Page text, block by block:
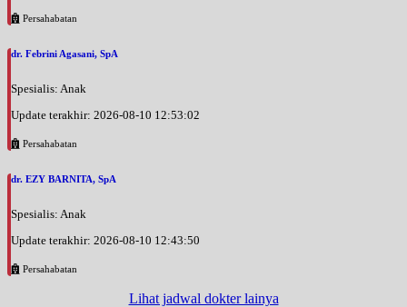
Persahabatan
dr. Febrini Agasani, SpA
Spesialis: Anak
Update terakhir: 2026-08-10 12:53:02
Persahabatan
dr. EZY BARNITA, SpA
Spesialis: Anak
Update terakhir: 2026-08-10 12:43:50
Persahabatan
Lihat jadwal dokter lainya